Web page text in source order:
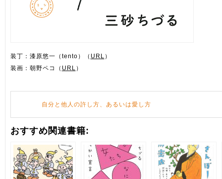
装丁：漆原悠一（tento）（ URL ）
装画：朝野ペコ（ URL ）
自分と他人の許し方、あるいは愛し方
おすすめ関連書籍: